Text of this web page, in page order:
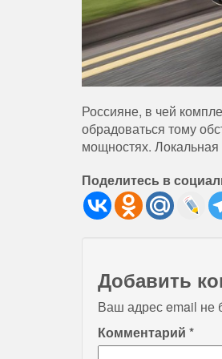
Россияне, в чей
обрадоваться тому
мощностях.
Поделитесь в
Добавить
Ваш адрес email не
Комментарий *